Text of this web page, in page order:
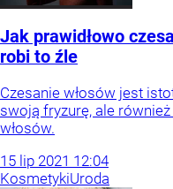
Jak prawidłowo
robi to źle
Czesanie włosów jest
swoją fryzurę, ale
włosów.
15 lip 2021 12:04
KosmetykiUroda